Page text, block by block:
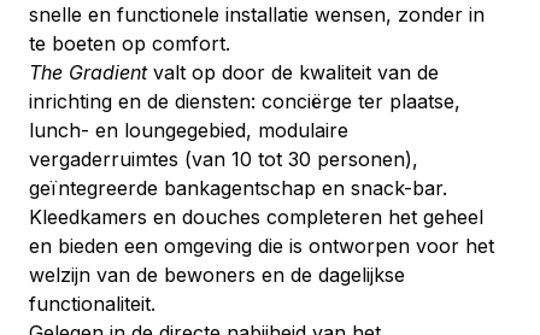
snelle en functionele installatie wensen, zonder in
te boeten op comfort.
The Gradient valt op door de kwaliteit van de
inrichting en de diensten: conciërge ter plaatse,
lunch- en loungegebied, modulaire
vergaderruimtes (van 10 tot 30 personen),
geïntegreerde bankagentschap en snack-bar.
Kleedkamers en douches completeren het geheel
en bieden een omgeving die is ontworpen voor het
welzijn van de bewoners en de dagelijkse
functionaliteit.